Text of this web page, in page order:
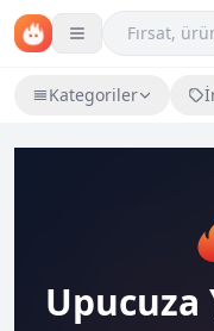
Kategoriler
Upucuza